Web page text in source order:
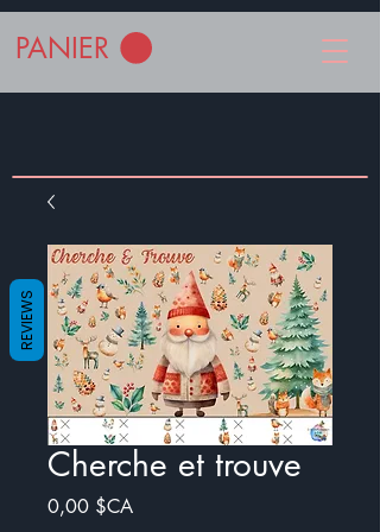
PANIER
Cherche et trouve
0,00 $CAPrix
REVIEWS